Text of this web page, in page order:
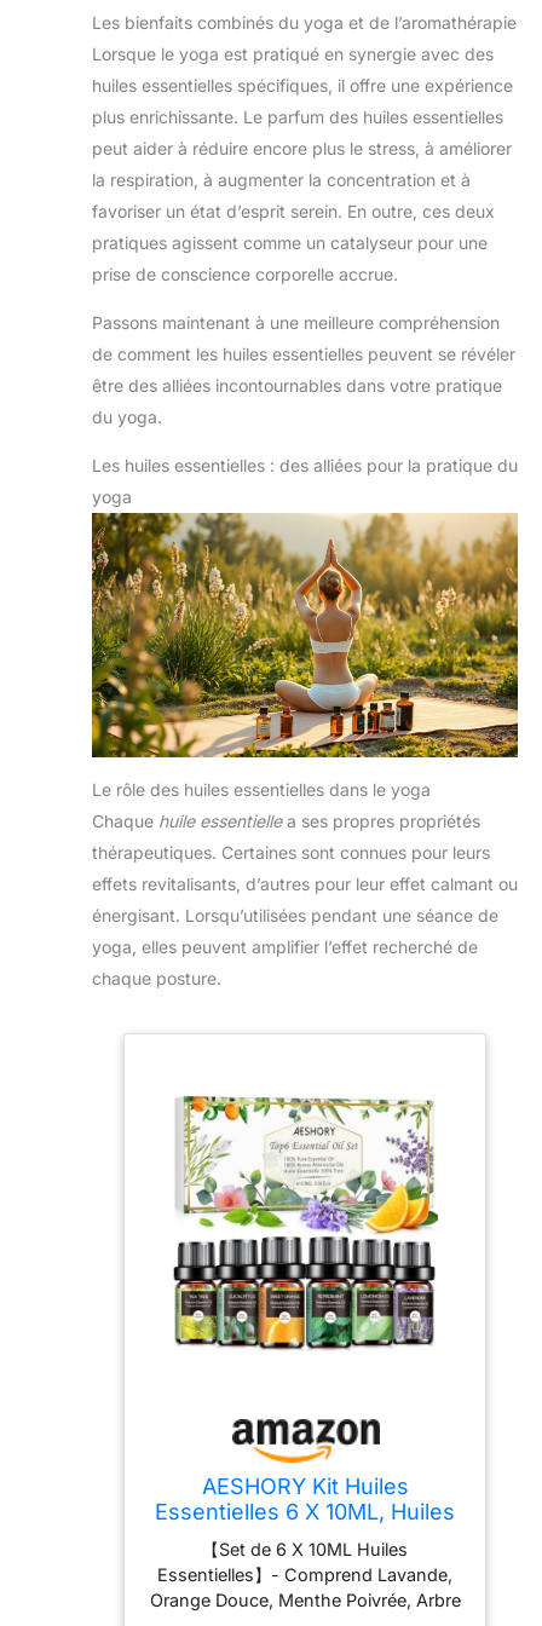
exercices, le camping, le sommeil, la
méditation, les parcs. Le tapis de yoga
extra épais est facile à nettoyer avec
un détergent.
Les bienfaits combinés du yoga et de l’aromathérapie
Lorsque le yoga est pratiqué en synergie avec des
huiles essentielles spécifiques, il offre une expérience
plus enrichissante. Le parfum des huiles essentielles
peut aider à réduire encore plus le stress, à améliorer
la respiration, à augmenter la concentration et à
favoriser un état d’esprit serein. En outre, ces deux
pratiques agissent comme un catalyseur pour une
prise de conscience corporelle accrue.
Passons maintenant à une meilleure compréhension
de comment les huiles essentielles peuvent se révéler
être des alliées incontournables dans votre pratique
du yoga.
Les huiles essentielles : des alliées pour la pratique du
yoga
Le rôle des huiles essentielles dans le yoga
Chaque huile essentiellea ses propres propriétés
thérapeutiques. Certaines sont connues pour leurs
effets revitalisants, d’autres pour leur effet calmant ou
énergisant. Lorsqu’utilisées pendant une séance de
yoga, elles peuvent amplifier l’effet recherché de
chaque posture.
AESHORY Kit Huiles
Essentielles 6 X 10ML, Huiles
Essentielles Aromathérapie
Naturelle pour Diffuseurs,
Massage, Yoga - Lavande,
Orange Douce, Menthe
【Set de 6 X 10ML Huiles
Essentielles】- Comprend Lavande,
Orange Douce, Menthe Poivrée, Arbre